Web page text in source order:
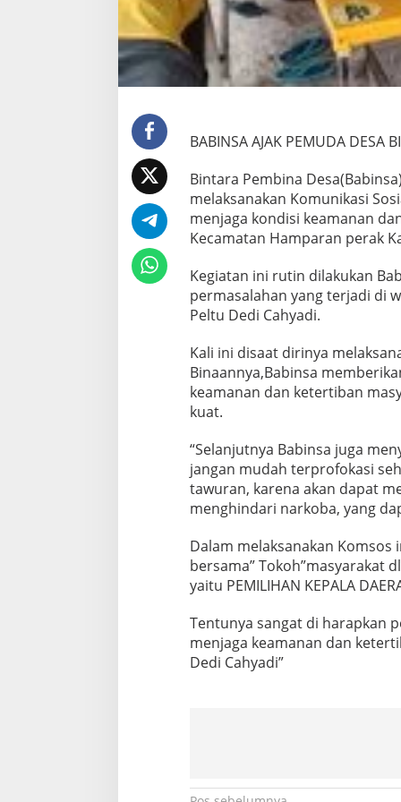
J
A
K
E
A
N
N
D
E
S
BABINSA AJAK PEMUDA DESA
Bintara Pembina
melaksanakan Komunikasi
menjaga kondisi keamanan
Kecamatan Hamparan perak
Kegiatan ini rutin dilakukan
permasalahan yang terjadi di
Peltu Dedi Cahyadi.
Kali ini disaat dirinya
Binaannya,Babinsa
keamanan dan ketertiban
kuat.
“Selanjutnya Babinsa juga
jangan mudah terprofokasi
tawuran, karena akan dapat
menghindari narkoba, yang
Dalam melaksanakan
bersama” Tokoh”masyarakat
yaitu PEMILIHAN KEPALA
Tentunya sangat di harapkan
menjaga keamanan dan
Dedi Cahyadi”